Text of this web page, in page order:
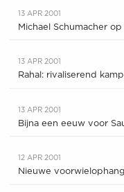
13 APR 2001
Michael Schumacher
13 APR 2001
Rahal: rivaliserend
13 APR 2001
Bijna een eeuw voor
12 APR 2001
Nieuwe